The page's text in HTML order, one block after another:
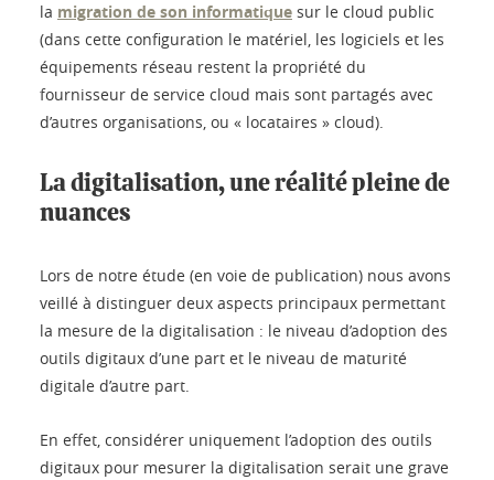
la migration de son informatique sur le cloud public
(dans cette configuration le matériel, les logiciels et les
équipements réseau restent la propriété du
fournisseur de service cloud mais sont partagés avec
d’autres organisations, ou « locataires » cloud).
La digitalisation, une réalité pleine de
nuances
Lors de notre étude (en voie de publication) nous avons
veillé à distinguer deux aspects principaux permettant
la mesure de la digitalisation : le niveau d’adoption des
outils digitaux d’une part et le niveau de maturité
digitale d’autre part.
En effet, considérer uniquement l’adoption des outils
digitaux pour mesurer la digitalisation serait une grave